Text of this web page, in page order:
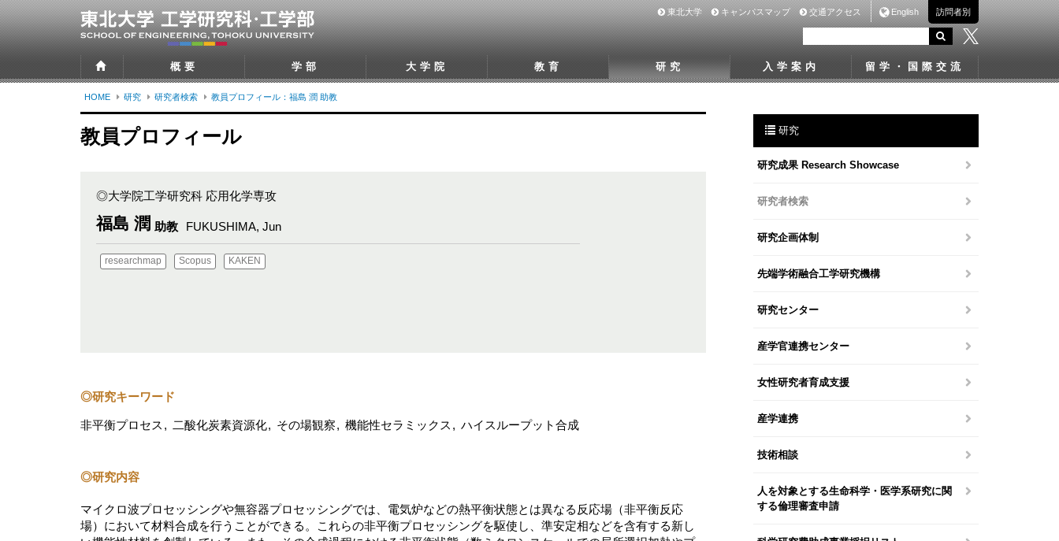
東北大学 キャンパスマップ 交通アクセス English 訪問者別
概要 学部 大学院 教育 研究 入学案内 留学・国際交流
HOME 研究 研究者検索 教員プロフィール：福島 潤 助教
教員プロフィール
◎大学院工学研究科 応用化学専攻
福島 潤 助教 FUKUSHIMA, Jun
researchmap Scopus KAKEN
◎研究キーワード
非平衡プロセス 二酸化炭素資源化 その場観察 機能性セラミックス ハイスループット合成
◎研究内容
マイクロ波プロセッシングや無容器プロセッシングでは、電気炉などの熱平衡状態とは異なる反応場（非平衡反応
場）において材料合成を行うことができる。これらの非平衡プロセッシングを駆使し、準安定相などを含有する新し
研究
研究成果 Research Showcase
研究者検索
研究企画体制
先端学術融合工学研究機構
研究センター
産学官連携センター
女性研究者育成支援
産学連携
技術相談
人を対象とする生命科学・医学系研究に関
する倫理審査申請